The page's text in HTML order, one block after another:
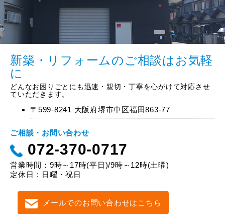
新築・リフォームのご相談はお気軽
に
どんなお困りごとにも迅速・親切・丁寧を心がけて対応させ
ていただきます。
〒599-8241 大阪府堺市中区福田863-77
ご相談・お問い合わせ
072-370-0717
営業時間：9時～17時(平日)/9時～12時(土曜)
定休日：日曜・祝日
メールでのお問い合わせはこちら